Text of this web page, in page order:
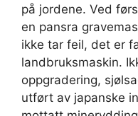
på jordene. Ved
en pansra
ikke tar feil, det er
landbruksmaskin.
oppgradering,
utført av japanske